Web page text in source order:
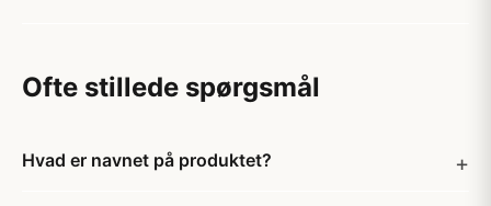
Ofte stillede spørgsmål
Hvad er navnet på produktet?